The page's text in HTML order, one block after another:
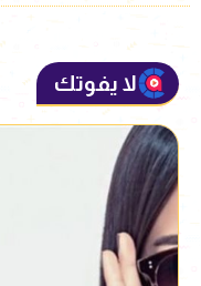
لا يفوتك